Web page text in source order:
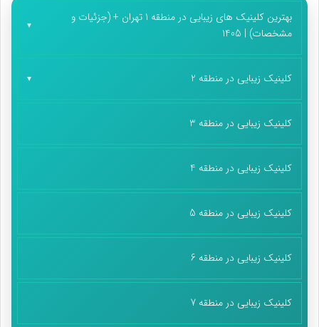
بهترین کلینیک های زیبایی در منطقه 1 تهران + (جزئیات و
مشخصات) | 1405
کلینیک زیبایی در منطقه 2
کلینیک زیبایی در منطقه 3
کلینیک زیبایی در منطقه 4
کلینیک زیبایی در منطقه 5
کلینیک زیبایی در منطقه 6
کلینیک زیبایی در منطقه 7